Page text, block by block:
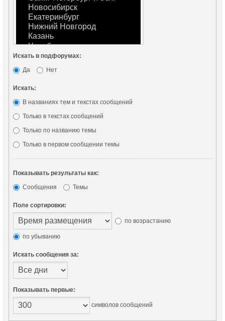
Искать в подфорумах:
Да
Нет
Искать:
В названиях тем и текстах сообщений
Только в текстах сообщений
Только по названию темы
Только в первом сообщении темы
Показывать результаты как:
Сообщения
Темы
Поле сортировки:
по возрастанию
по убыванию
Искать сообщения за:
Показывать первые:
символов сообщений